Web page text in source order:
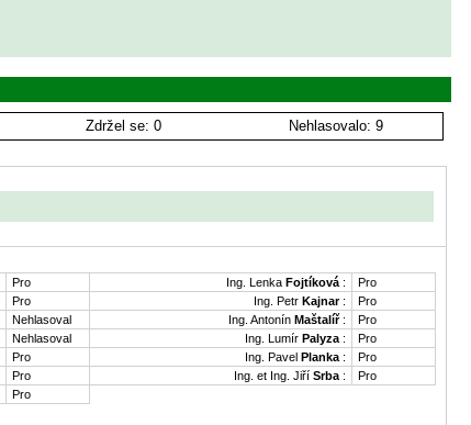
Zdržel se: 0 Nehlasovalo: 9
Pro Ing. Lenka Fojtíková :
Pro
Pro Ing. Petr Kajnar:
Pro
Nehlasoval Ing. Antonín Maštalíř:
Pro
Nehlasoval Ing. Lumír Palyza :
Pro
Pro Ing. Pavel Planka :
Pro
Pro Ing. et Ing. Jiří Srba :
Pro
Pro